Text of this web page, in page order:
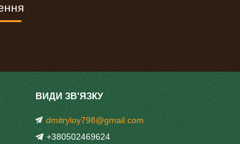
dmitryloy798@gmail.com
+380502469624